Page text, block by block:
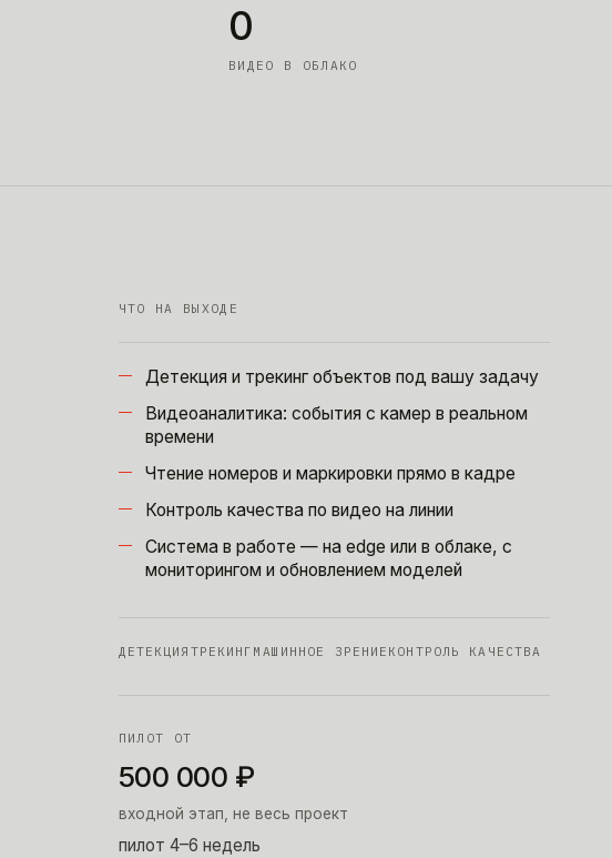
0
ВИДЕО В ОБЛАКО
ЧТО НА ВЫХОДЕ
Детекция и трекинг объектов под вашу задачу
Видеоаналитика: события с камер в реальном
времени
Чтение номеров и маркировки прямо в кадре
Контроль качества по видео на линии
Система в работе — на edge или в облаке, с
мониторингом и обновлением моделей
ДЕТЕКЦИЯ ТРЕКИНГ МАШИННОЕ ЗРЕНИЕ КОНТРОЛЬ КАЧЕСТВА
ПИЛОТ ОТ
500 000 ₽
входной этап, не весь проект
пилот 4–6 недель